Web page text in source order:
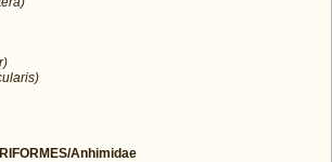
Anhimidae